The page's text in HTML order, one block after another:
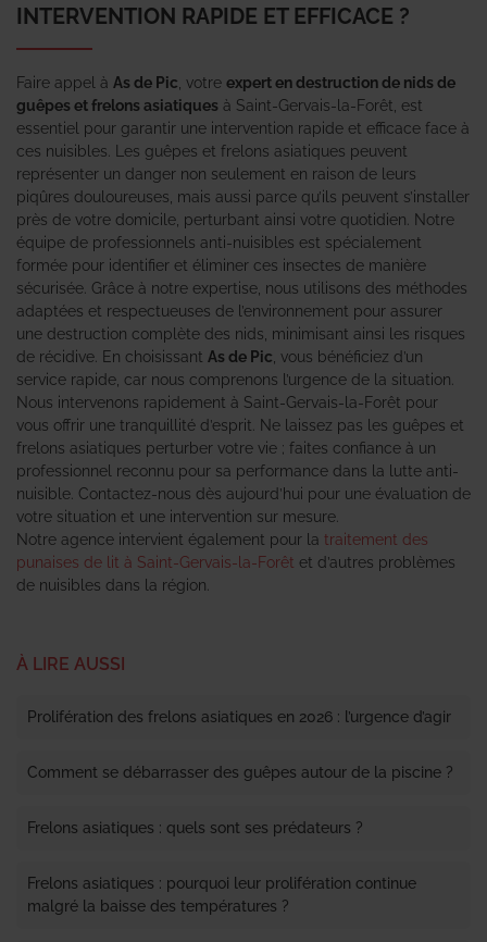
INTERVENTION RAPIDE ET EFFICACE ?
Faire appel à As de Pic , votre expert en destruction de nids de
guêpes et frelons asiatiques à Saint-Gervais-la-Forêt, est
essentiel pour garantir une intervention rapide et efficace face à
ces nuisibles. Les guêpes et frelons asiatiques peuvent
représenter un danger non seulement en raison de leurs
piqûres douloureuses, mais aussi parce qu’ils peuvent s’installer
près de votre domicile, perturbant ainsi votre quotidien. Notre
équipe de professionnels anti-nuisibles est spécialement
formée pour identifier et éliminer ces insectes de manière
sécurisée. Grâce à notre expertise, nous utilisons des méthodes
adaptées et respectueuses de l’environnement pour assurer
une destruction complète des nids, minimisant ainsi les risques
de récidive. En choisissant As de Pic , vous bénéficiez d’un
service rapide, car nous comprenons l’urgence de la situation.
Nous intervenons rapidement à Saint-Gervais-la-Forêt pour
vous offrir une tranquillité d’esprit. Ne laissez pas les guêpes et
frelons asiatiques perturber votre vie ; faites confiance à un
professionnel reconnu pour sa performance dans la lutte anti-
nuisible. Contactez-nous dès aujourd’hui pour une évaluation de
votre situation et une intervention sur mesure.
Notre agence intervient également pour la traitement des
punaises de lit à Saint-Gervais-la-Forêt et d’autres problèmes
de nuisibles dans la région.
À LIRE AUSSI
Prolifération des frelons asiatiques en 2026 : l’urgence d’agir
Comment se débarrasser des guêpes autour de la piscine ?
Frelons asiatiques : quels sont ses prédateurs ?
Frelons asiatiques : pourquoi leur prolifération continue
malgré la baisse des températures ?